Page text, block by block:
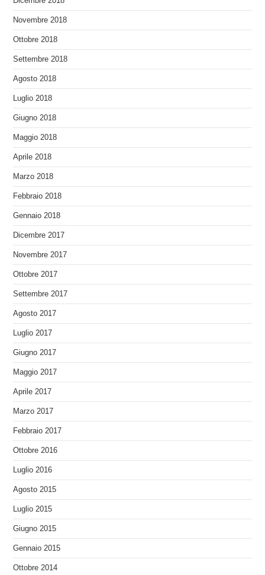
Novembre 2018
Ottobre 2018
Settembre 2018
Agosto 2018
Luglio 2018
Giugno 2018
Maggio 2018
Aprile 2018
Marzo 2018
Febbraio 2018
Gennaio 2018
Dicembre 2017
Novembre 2017
Ottobre 2017
Settembre 2017
Agosto 2017
Luglio 2017
Giugno 2017
Maggio 2017
Aprile 2017
Marzo 2017
Febbraio 2017
Ottobre 2016
Luglio 2016
Agosto 2015
Luglio 2015
Giugno 2015
Gennaio 2015
Ottobre 2014